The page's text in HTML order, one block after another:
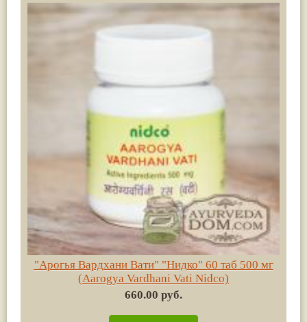
"Арогья Вардхани Вати" "Нидко" 60 таб 500 мг
(Aarogya Vardhani Vati Nidco)
660.00 руб.